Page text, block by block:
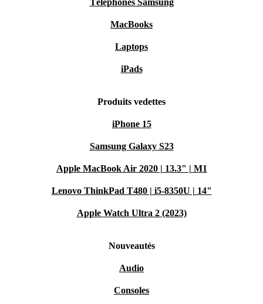
Téléphones Samsung
MacBooks
Laptops
iPads
Produits vedettes
iPhone 15
Samsung Galaxy S23
Apple MacBook Air 2020 | 13.3" | M1
Lenovo ThinkPad T480 | i5-8350U | 14"
Apple Watch Ultra 2 (2023)
Nouveautés
Audio
Consoles